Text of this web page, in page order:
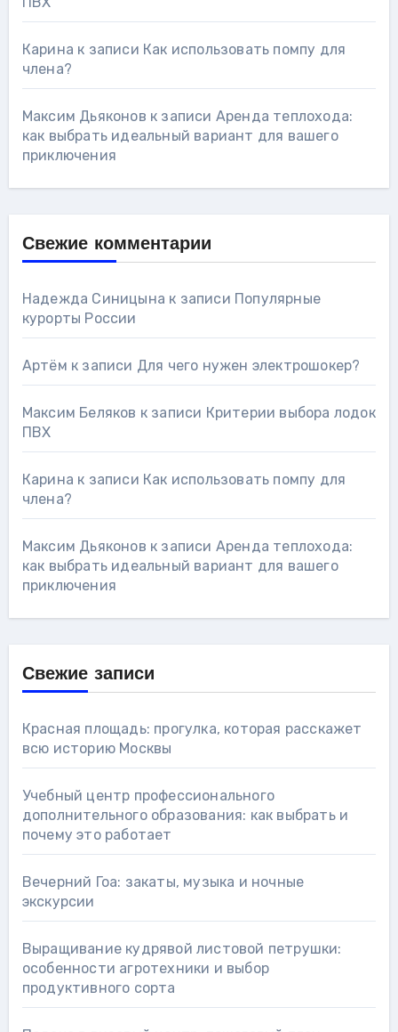
Карина к записи Как использовать помпу для
члена?
Максим Дьяконов к записи Аренда теплохода:
как выбрать идеальный вариант для вашего
приключения
Свежие комментарии
Надежда Синицына к записи Популярные
курорты России
Артём к записи Для чего нужен электрошокер?
Максим Беляков к записи Критерии выбора лодок
ПВХ
Карина к записи Как использовать помпу для
члена?
Максим Дьяконов к записи Аренда теплохода:
как выбрать идеальный вариант для вашего
приключения
Свежие записи
Красная площадь: прогулка, которая расскажет
всю историю Москвы
Учебный центр профессионального
дополнительного образования: как выбрать и
почему это работает
Вечерний Гоа: закаты, музыка и ночные
экскурсии
Выращивание кудрявой листовой петрушки:
особенности агротехники и выбор
продуктивного сорта